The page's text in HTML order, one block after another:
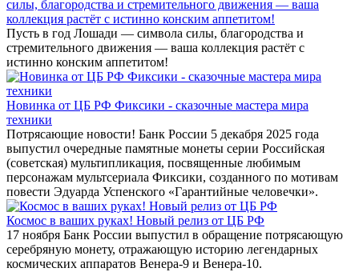
силы, благородства и стремительного движения — ваша
коллекция растёт с истинно конским аппетитом!
Пусть в год Лошади — символа силы, благородства и
стремительного движения — ваша коллекция растёт с
истинно конским аппетитом!
Новинка от ЦБ РФ Фиксики - сказочные мастера мира
техники
Потрясающие новости! Банк России 5 декабря 2025 года
выпустил очередные памятные монеты серии Российская
(советская) мультипликация, посвященные любимым
персонажам мультсериала Фиксики, созданного по мотивам
повести Эдуарда Успенского «Гарантийные человечки».
Космос в ваших руках! Новый релиз от ЦБ РФ
17 ноября Банк России выпустил в обращение потрясающую
серебряную монету, отражающую историю легендарных
космических аппаратов Венера-9 и Венера-10.